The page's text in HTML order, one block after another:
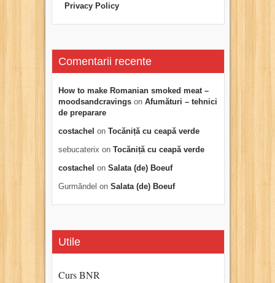
Privacy Policy
Comentarii recente
How to make Romanian smoked meat –
moodsandcravings on Afumături – tehnici
de preparare
costachel on Tocăniță cu ceapă verde
sebucaterix on Tocăniță cu ceapă verde
costachel on Salata (de) Boeuf
Gurmăndel on Salata (de) Boeuf
Utile
Curs BNR